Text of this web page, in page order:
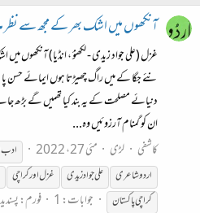
آنکھوں میں اشک بھر کے مجھ سے نظر
غزل (علی جواد زیدی - لکھنؤ ، انڈیا) آنکھوں میں
نئے جگا کے میں راگ چھیڑتا ہوں ایمائے حسن
دنیائے مصلحت کے یہ بند کیا تھمیں گے بڑھ
ان کو گمنام آرزوئیں وہ...
کاشفی
لڑی مئی 27، 2022 ادب
اردوشاعری
علی جواد زیدی غزلاورکراچی
کراچیپاکستان جوابات: 1 فورم: